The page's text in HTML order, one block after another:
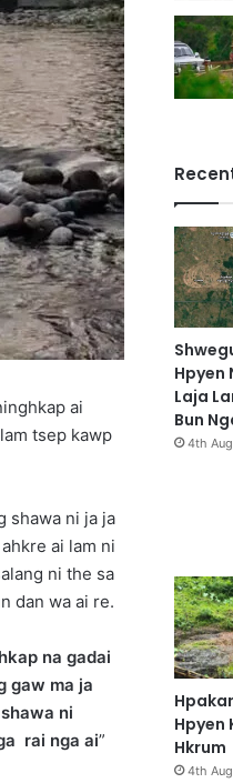
ai
tsep kawp
shawa ni ja ja
ai lam ni
ni the sa
dan wa ai re.
na gadai
gaw ma ja
ni
rai nga ai”
Hpyen
Laja
Bun
4th
Hpyen
Hkrum
4th